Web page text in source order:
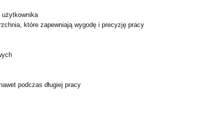
użytkownika
które zapewniają wygodę i precyzję pracy
podczas długiej pracy